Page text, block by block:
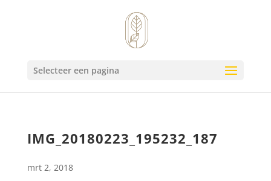
Selecteer een pagina
IMG_20180223_195232_187
mrt 2, 2018